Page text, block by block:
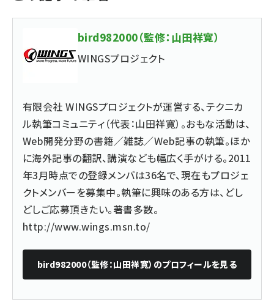
bird982000（監修：山田祥寛）
WINGSプロジェクト
有限会社 WINGSプロジェクトが運営する、テクニカ
ル執筆コミュニティ（代表：山田祥寛）。おもな活動は、
Web開発分野の書籍／雑誌／Web記事の執筆。ほか
に海外記事の翻訳、講演なども幅広く手がける。2011
年3月時点での登録メンバは36名で、現在もプロジェ
クトメンバーを募集中。執筆に興味のある方は、どし
どしご応募頂きたい。著書多数。
http://www.wings.msn.to/
bird982000（監修：山田祥寛） のプロフィールを見る